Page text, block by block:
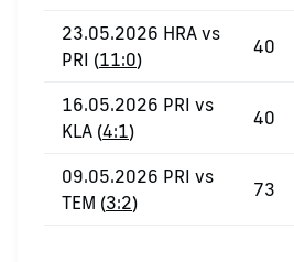
23.05.2026 HRA vs
PRI (11:0)
40
16.05.2026 PRI vs
KLA (4:1)
40
09.05.2026 PRI vs
TEM (3:2)
73